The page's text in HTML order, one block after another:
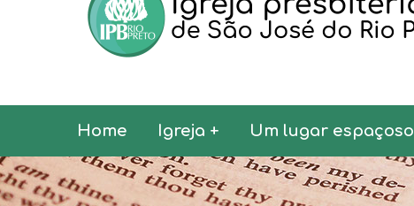
Home Igreja + Um lugar espaçoso